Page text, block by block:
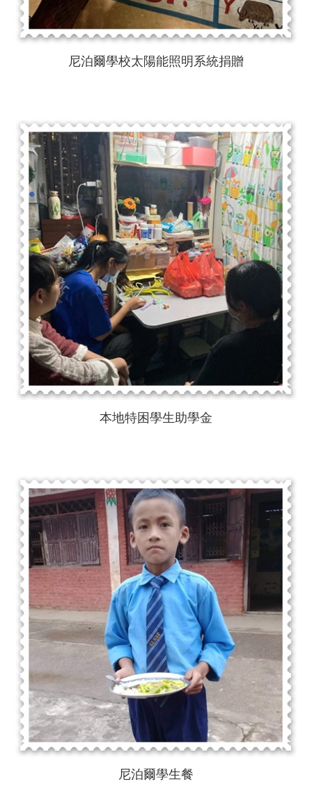
尼泊爾學校太陽能照明系統捐贈
本地特困學生助學金
尼泊爾學生餐